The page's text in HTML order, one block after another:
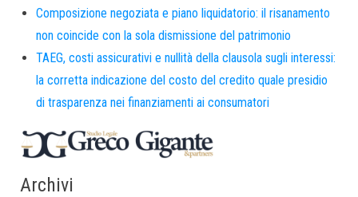
Composizione negoziata e piano liquidatorio: il risanamento
non coincide con la sola dismissione del patrimonio
TAEG, costi assicurativi e nullità della clausola sugli interessi:
la corretta indicazione del costo del credito quale presidio
di trasparenza nei finanziamenti ai consumatori
Archivi